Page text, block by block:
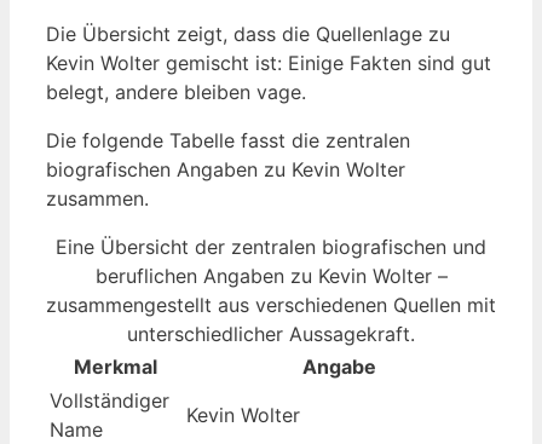
Die Übersicht zeigt, dass die Quellenlage zu
Kevin Wolter gemischt ist: Einige Fakten sind gut
belegt, andere bleiben vage.
Die folgende Tabelle fasst die zentralen
biografischen Angaben zu Kevin Wolter
zusammen.
Eine Übersicht der zentralen biografischen und
beruflichen Angaben zu Kevin Wolter –
zusammengestellt aus verschiedenen Quellen mit
unterschiedlicher Aussagekraft.
Merkmal
Angabe
Vollständiger
Name
Kevin Wolter